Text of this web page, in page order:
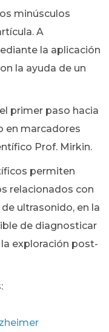
minúsculos
A
la aplicación
la ayuda de un
primer paso hacia
en marcadores
Prof. Mirkin.
permiten
relacionados con
ultrasonido, en la
de diagnosticar
exploración post-